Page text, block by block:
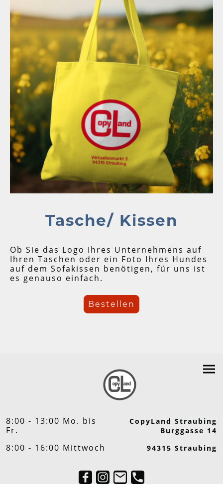
Tasche/ Kissen
Ob Sie das Logo Ihres Unternehmens auf
Ihren Taschen oder ein Foto Ihres Hundes
auf dem Sofakissen benötigen, für uns ist
es genauso einfach.
Bestellen
8:00 - 13:00 Mo. bis
Fr.
8:00 - 16:00 Mittwoch
CopyLand Straubing
Burggasse 14
94315 Straubing